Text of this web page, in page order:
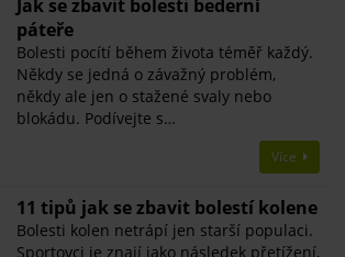
Jak se zbavit bolesti bederní
páteře
Bolesti pocítí během života téměř každý.
Někdy se jedná o závažný problém,
někdy ale jen o stažené svaly nebo
blokádu. Podívejte s…
Více
11 tipů jak se zbavit bolestí kolene
Bolesti kolen netrápí jen starší populaci.
Sportovci je znají jako následek přetížení,